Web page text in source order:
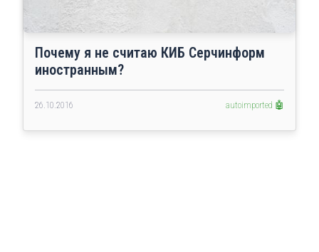
Почему я не считаю КИБ Серчинформ
иностранным?
26.10.2016 autoimported 🤖